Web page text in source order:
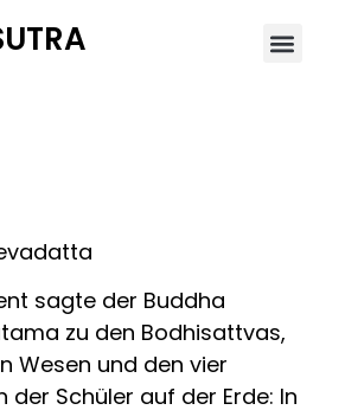
sagte der Buddha
zu den Bodhisattvas,
Wesen und den vier
der Schüler auf der Erde: In